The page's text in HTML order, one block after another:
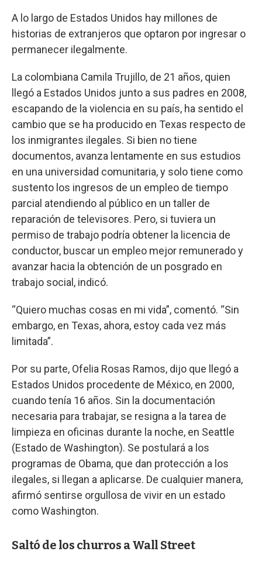
A lo largo de Estados Unidos hay millones de
historias de extranjeros que optaron por ingresar o
permanecer ilegalmente.
La colombiana Camila Trujillo, de 21 años, quien
llegó a Estados Unidos junto a sus padres en 2008,
escapando de la violencia en su país, ha sentido el
cambio que se ha producido en Texas respecto de
los inmigrantes ilegales. Si bien no tiene
documentos, avanza lentamente en sus estudios
en una universidad comunitaria, y solo tiene como
sustento los ingresos de un empleo de tiempo
parcial atendiendo al público en un taller de
reparación de televisores. Pero, si tuviera un
permiso de trabajo podría obtener la licencia de
conductor, buscar un empleo mejor remunerado y
avanzar hacia la obtención de un posgrado en
trabajo social, indicó.
“Quiero muchas cosas en mi vida”, comentó. “Sin
embargo, en Texas, ahora, estoy cada vez más
limitada”.
Por su parte, Ofelia Rosas Ramos, dijo que llegó a
Estados Unidos procedente de México, en 2000,
cuando tenía 16 años. Sin la documentación
necesaria para trabajar, se resigna a la tarea de
limpieza en oficinas durante la noche, en Seattle
(Estado de Washington). Se postulará a los
programas de Obama, que dan protección a los
ilegales, si llegan a aplicarse. De cualquier manera,
afirmó sentirse orgullosa de vivir en un estado
como Washington.
Saltó de los churros a Wall Street